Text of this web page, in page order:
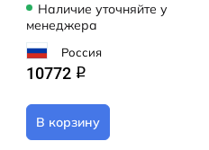
Наличие уточняйте у
менеджера
Россия
10772 q
В корзину